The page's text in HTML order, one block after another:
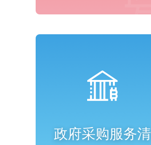
政府采购服务清